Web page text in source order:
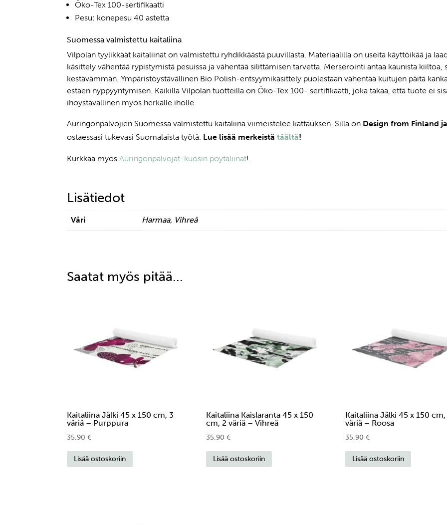
Öko-Tex 100-sertifikaatti
Pesu: konepesu 40 astetta
Suomessa valmistettu kaitaliina
Vilpolan tyylikkäät kaitaliinat on valmistettu ryhdikkäästä puuvillasta. Materiaalilla on useita käyttöikää ja
käsittely vähentää rypistymistä pesuissa ja vähentää silittämisen tarvetta. Merserointi antaa kaunista kiiltoa,
kestävämmän. Ympäristöystävällinen Bio Polish-entsyymikäsittely puolestaan vähentää kuitujen päitä
estäen nyppyyntymisen. Kaikilla Vilpolan tuotteilla on Öko-Tex 100- sertifikaatti, joka takaa, että tuote ei
ihoystävällinen myös herkälle iholle.
Auringonpalvojien Suomessa valmistettu kaitaliina viimeistelee kattauksen. Sillä on Design from Finland
ostaessasi tukevasi Suomalaista työtä. Lue lisää merkeistätäältä!
Kurkkaa myösAuringonpalvojat-kuosin pöytäliinat!
Lisätiedot
Väri Harmaa, Vihreä
Saatat myös pitää...
Kaitaliina Jälki 45 x 150 cm, 3
väriä – Purppura
35,90€
Lisää ostoskoriin
Kaitaliina Kaislaranta 45 x 150
cm, 2 väriä – Vihreä
35,90€
Lisää ostoskoriin
Kaitaliina Jälki 45 x 150
väriä – Roosa
35,90€
Lisää ostoskoriin